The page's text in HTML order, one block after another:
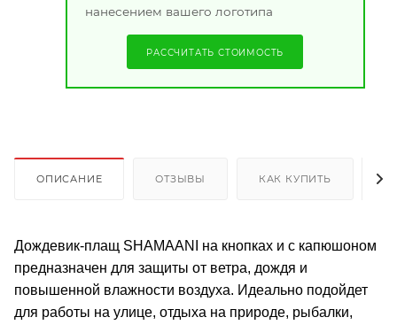
нанесением вашего логотипа
РАССЧИТАТЬ СТОИМОСТЬ
ОПИСАНИЕ ОТЗЫВЫ КАК КУПИТЬ
Дождевик-плащ SHAMAANI на кнопках и с капюшоном
предназначен для защиты от ветра, дождя и
повышенной влажности воздуха. Идеально подойдет
для работы на улице, отдыха на природе, рыбалки,